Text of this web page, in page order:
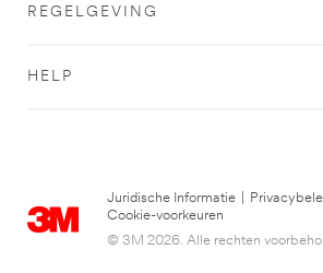
REGELGEVING
HELP
Juridische Informatie
Cookie-voorkeuren
© 3M 2026. Alle rechten